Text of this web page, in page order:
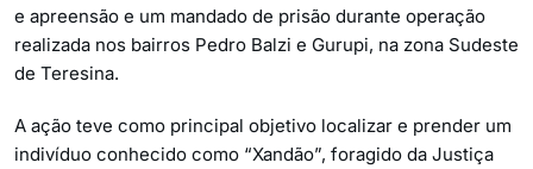
e apreensão e um mandado de prisão durante operação
realizada nos bairros Pedro Balzi e Gurupi, na zona Sudeste
de Teresina.
A ação teve como principal objetivo localizar e prender um
indivíduo conhecido como “Xandão”, foragido da Justiça